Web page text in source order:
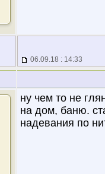
06.09.18 : 14:33
ну чем то не
на дом, баню.
надевания по